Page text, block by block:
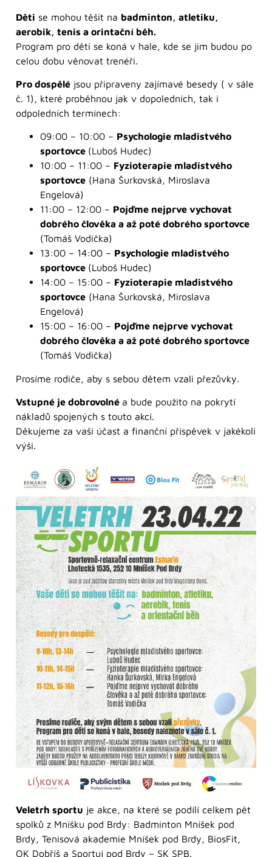
Děti se mohou těšit na badminton, atletiku,
aerobik, tenis a orintační běh.
Program pro děti se koná v hale, kde se jim budou po
celou dobu věnovat trenéři.
Pro dospělé jsou připraveny zajímavé besedy ( v sále
č. 1), které proběhnou jak v dopoledních, tak i
odpoledních termínech:
09:00 – 10:00 – Psychologie mladistvého
sportovce (Luboš Hudec)
10:00 – 11:00 – Fyzioterapie mladistvého
sportovce (Hana Šurkovská, Miroslava
Engelová)
11:00 – 12:00 – Pojďme nejprve vychovat
dobrého člověka a až poté dobrého sportovce
(Tomáš Vodička)
13:00 – 14:00 – Psychologie mladistvého
sportovce (Luboš Hudec)
14:00 – 15:00 – Fyzioterapie mladistvého
sportovce (Hana Šurkovská, Miroslava
Engelová)
15:00 – 16:00 – Pojďme nejprve vychovat
dobrého člověka a až poté dobrého sportovce
(Tomáš Vodička)
Prosíme rodiče, aby s sebou dětem vzali přezůvky.
Vstupné je dobrovolné a bude použito na pokrytí
nákladů spojených s touto akcí.
Děkujeme za vaši účast a finanční příspěvek v jakékoli
výši.
Veletrh sportu je akce, na které se podílí celkem pět
spolků z Mníšku pod Brdy: Badminton Mníšek pod
Brdy, Tenisová akademie Mníšek pod Brdy, BiosFit,
OK Dobříš a Sportuj pod Brdy – SK SPB.